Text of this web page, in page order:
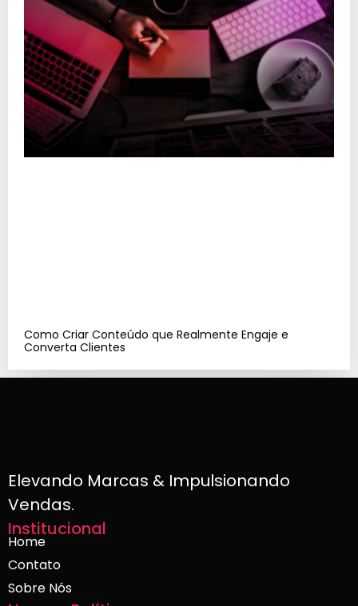
Como Criar Conteúdo que Realmente Engaje e
Converta Clientes
Elevando Marcas & Impulsionando
Vendas.
Institucional
Home
Contato
Sobre Nós